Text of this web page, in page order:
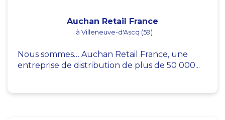
Auchan Retail France
à Villeneuve-d'Ascq (59)
Nous sommes… Auchan Retail France, une
entreprise de distribution de plus de 50 000...